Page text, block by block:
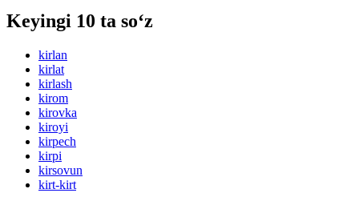
Keyingi 10 ta so‘z
kirlan
kirlat
kirlash
kirom
kirovka
kiroyi
kirpech
kirpi
kirsovun
kirt-kirt